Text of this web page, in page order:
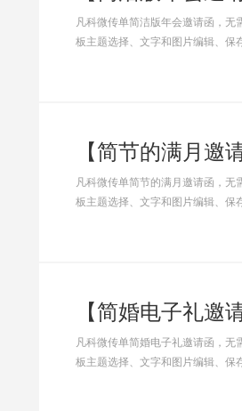
凡科微传单简洁版年会邀请函，
板主题选择、文字和图片编辑、
凡科微传单简节的满月邀请函，
板主题选择、文字和图片编辑、
凡科微传单简婚电子礼邀请函，
板主题选择、文字和图片编辑、